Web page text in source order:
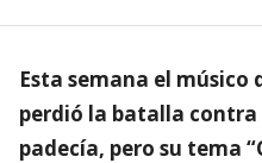
Esta semana el músico
perdió la batalla
padecía, pero su tema